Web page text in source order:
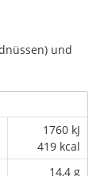
und
1760 kJ
419 kcal
14,4 g